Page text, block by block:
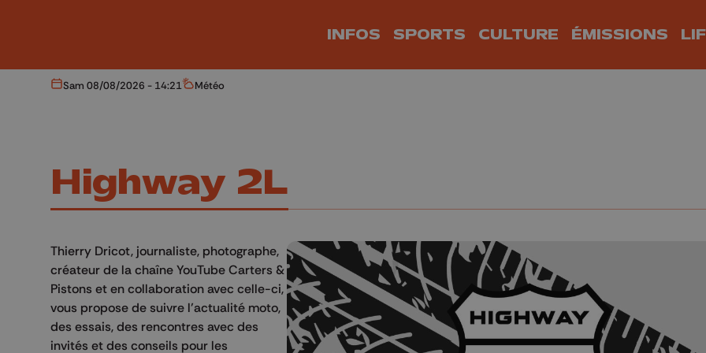
INFOS SPORTS CULTURE ÉMISSIONS
Aujourd'hui
Sam 08/08/2026 - 14:21 Météo
Météo
Highway 2L
Thierry Dricot, journaliste, photographe,
créateur de la chaîne YouTube Carters &
Pistons et en collaboration avec celle-ci,
vous propose de suivre l’actualité moto,
des essais, des rencontres avec des
invités et des conseils pour les